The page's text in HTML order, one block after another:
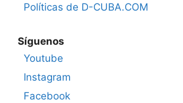
Políticas de D-CUBA.COM
Síguenos
Youtube
Instagram
Facebook